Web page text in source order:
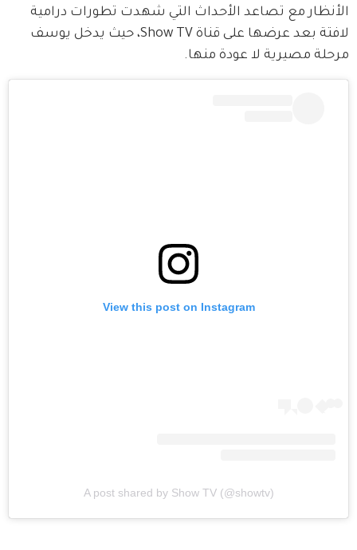
الأنظار مع تصاعد الأحداث التي شهدت تطورات درامية
لافتة بعد عرضها على قناة Show TV، حيث يدخل يوسف
مرحلة مصيرية لا عودة منها.
View this post on Instagram
A post shared by Show TV (@showtv)